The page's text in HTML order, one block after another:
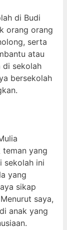
di Budi
orang orang
serta
atau
di sekolah
bersekolah
teman yang
sekolah ini
yang
sikap
saya,
anak yang